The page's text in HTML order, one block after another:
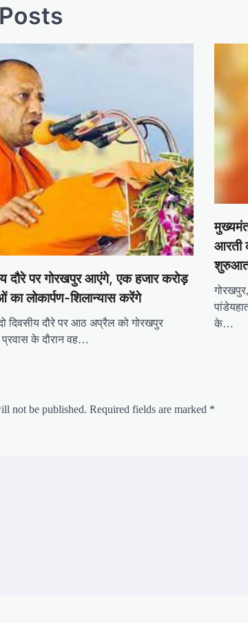
दौरे पर गोरखपुर आएंगे, एक हजार करोड़
का लोकार्पण-शिलान्यास करेंगे
दिवसीय दौरे पर आठ अप्रैल को गोरखपुर
के दौरान वह…
आरती
के…
not be published. Required fields are marked *